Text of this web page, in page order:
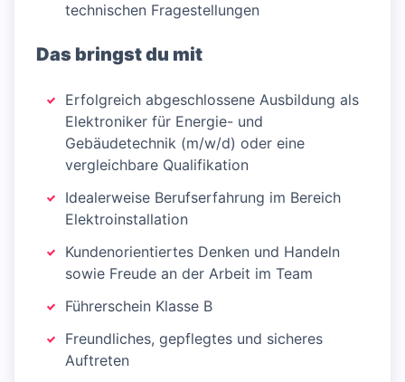
technischen Fragestellungen
Das bringst du mit
Erfolgreich abgeschlossene Ausbildung als
Elektroniker für Energie- und
Gebäudetechnik (m/w/d) oder eine
vergleichbare Qualifikation
Idealerweise Berufserfahrung im Bereich
Elektroinstallation
Kundenorientiertes Denken und Handeln
sowie Freude an der Arbeit im Team
Führerschein Klasse B
Freundliches, gepflegtes und sicheres
Auftreten